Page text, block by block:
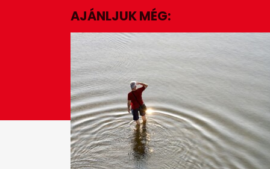
29
secondsVolume
0%
AJÁNLJUK MÉG: